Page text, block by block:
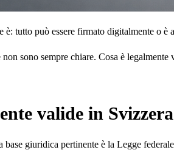
tutto può essere firmato digitalmente o è
sono sempre chiare. Cosa è
valide in
giuridica pertinente è la Legge